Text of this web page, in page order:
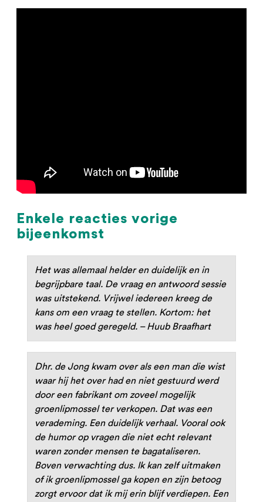
Enkele reacties vorige
bijeenkomst
Het was allemaal helder en duidelijk en in
begrijpbare taal. De vraag en antwoord sessie
was uitstekend. Vrijwel iedereen kreeg de
kans om een vraag te stellen. Kortom: het
was heel goed geregeld. – Huub Braafhart
Dhr. de Jong kwam over als een man die wist
waar hij het over had en niet gestuurd werd
door een fabrikant om zoveel mogelijk
groenlipmossel ter verkopen. Dat was een
verademing. Een duidelijk verhaal. Vooral ook
de humor op vragen die niet echt relevant
waren zonder mensen te bagataliseren.
Boven verwachting dus. Ik kan zelf uitmaken
of ik groenlipmossel ga kopen en zijn betoog
zorgt ervoor dat ik mij erin blijf verdiepen. Een